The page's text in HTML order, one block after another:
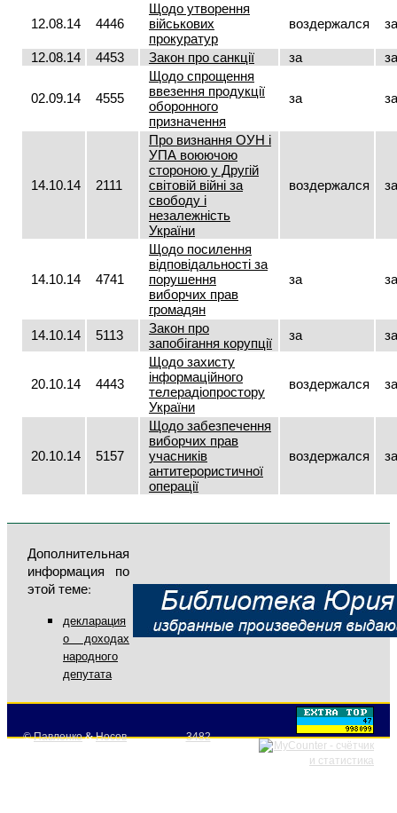
12.08.14 4446
Щодо утворення
військових
прокуратур
воздержался за
12.08.14 4453 Закон про санкції за за
02.09.14 4555
Щодо спрощення
ввезення продукції
оборонного
призначення
за за
14.10.14 2111
Про визнання ОУН і
УПА воюючою
стороною у Другій
світовій війні за
свободу і
незалежність
України
воздержался за
14.10.14 4741
Щодо посилення
відповідальності за
порушення
виборчих прав
громадян
за за
14.10.14 5113
Закон про
запобігання корупції
за за
20.10.14 4443
Щодо захисту
інформаційного
телерадіопростору
України
воздержался за
20.10.14 5157
Щодо забезпечення
виборчих прав
учасників
антитерористичної
операції
воздержался за
Дополнительная
информация по
этой теме:
декларация
о доходах
народного
депутата
©Павленко&Носов 3482